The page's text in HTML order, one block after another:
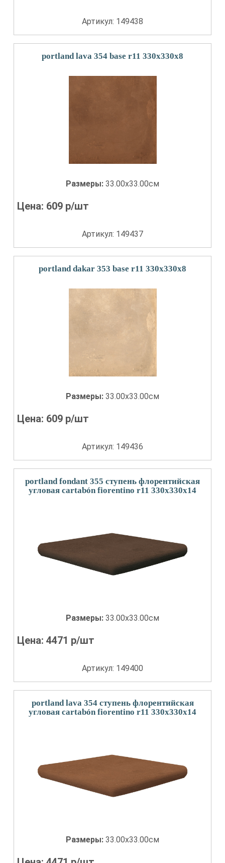
Артикул: 149438
portland lava 354 base r11 330x330x8
Размеры: 33.00x33.00см
Цена: 609 р/шт
Артикул: 149437
portland dakar 353 base r11 330x330x8
Размеры: 33.00x33.00см
Цена: 609 р/шт
Артикул: 149436
portland fondant 355 ступень флорентийская
угловая cartabón fiorentino r11 330x330x14
Размеры: 33.00x33.00см
Цена:4471 р/шт
Артикул: 149400
portland lava 354 ступень флорентийская
угловая cartabón fiorentino r11 330x330x14
Размеры: 33.00x33.00см